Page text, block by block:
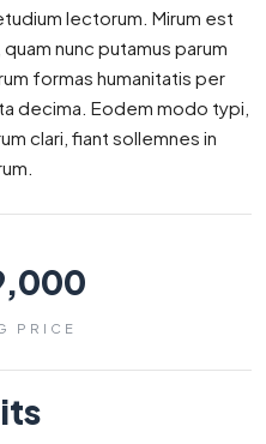
lectorum. Mirum est
nunc putamus parum
formas humanitatis per
decima. Eodem modo typi,
clari, fiant sollemnes in
PRICE